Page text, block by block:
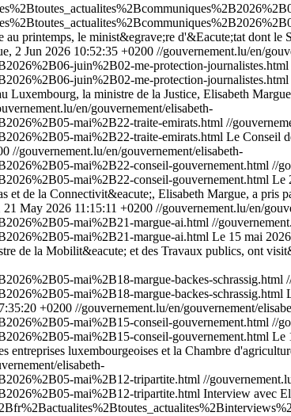
printemps, le minist&egrave;re d'&Eacute;tat dont le
2 Jun 2026 10:52:35 +0200 //gouvernement.lu/en/
juin%2B02-me-protection-journalistes.html
juin%2B02-me-protection-journalistes.html
la ministre de la Justice, Elisabeth
en/gouvernement/elisabeth-
mai%2B22-traite-emirats.html //
mai%2B22-traite-emirats.html Le Conseil
//gouvernement.lu/en/gouvernement/elisabeth-
mai%2B22-conseil-gouvernement.html //
mai%2B22-conseil-gouvernement.html Le
de la Connectivit&eacute;, Elisabeth Margue, a pris
21 May 2026 11:15:11 +0200 //gouvernement.lu/en/
mai%2B21-margue-ai.html //
mai%2B21-margue-ai.html Le 15 mai
de la Mobilit&eacute; et des Travaux publics, ont
mai%2B18-margue-backes-schrassig.html
mai%2B18-margue-backes-schrassig.html
+0200 //gouvernement.lu/en/gouvernement/
mai%2B15-conseil-gouvernement.html //
mai%2B15-conseil-gouvernement.html Le
luxembourgeoises et la Chambre
elisabeth-
mai%2B12-tripartite.html //
mai%2B12-tripartite.html Interview avec